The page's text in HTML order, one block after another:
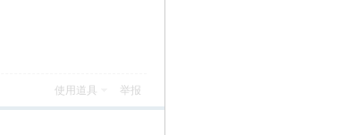
使用道具 举报